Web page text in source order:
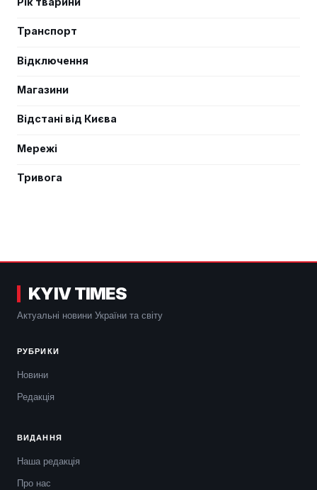
Транспорт
Відключення
Магазини
Відстані від Києва
Мережі
Тривога
KYIV TIMES
Актуальні новини України та світу
РУБРИКИ
Новини
Редакція
ВИДАННЯ
Наша редакція
Про нас